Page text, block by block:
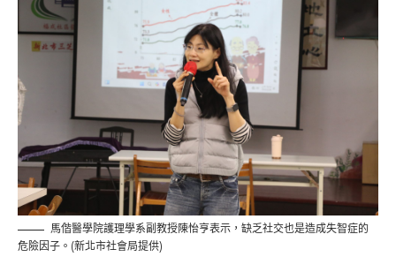
馬偕醫學院護理學系副教授陳怡亨表示，缺乏社交也是造成失智症的
危險因子。(新北市社會局提供)